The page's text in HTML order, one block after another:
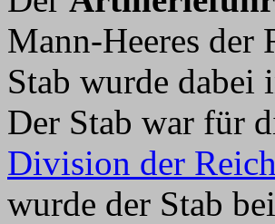
Mann-Heeres der
Stab wurde dabei
Der Stab war für
Division der
wurde der Stab